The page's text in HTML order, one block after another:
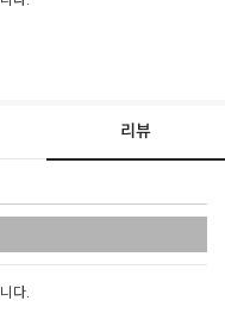
리뷰
다.